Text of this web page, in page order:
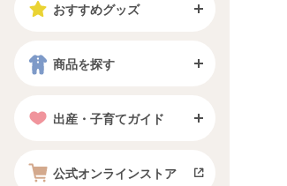
おすすめグッズ
商品を探す
出産・子育てガイド
公式オンラインストア